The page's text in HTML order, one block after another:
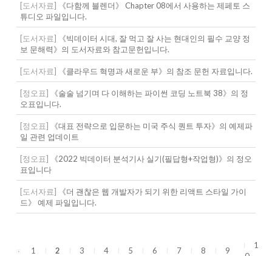
[도서자료]
《다함께 블렌더》 Chapter 08에서 사용하는 제페토 스
튜디오 파일입니다.
[도서자료]
《빅데이터 시대, 잘 먹고 잘 사는 현대인의 필수 교양 정
보 문해력》의 도서자료와 참고문헌입니다.
[도서자료] 《클라우드 혁명과 새로운 부》의 참조 문헌 자료입니다.
[정오표]
《술술 넘기며 다 이해하는 파이썬 코딩 노트북 38》의 정
오표입니다.
[정오표]
《대표 전략으로 입문하는 미국 주식 퀀트 투자》의 예제파
일 관련 업데이트
[정오표]
《2022 빅데이터 분석기사 실기(필답형+작업형)》의 정오
표입니다
[도서자료]
《더 괜찮은 웹 개발자가 되기 위한 리액트 스타일 가이
드》 예제 파일입니다.
1 2 3 4 5 6 7 8 9
1